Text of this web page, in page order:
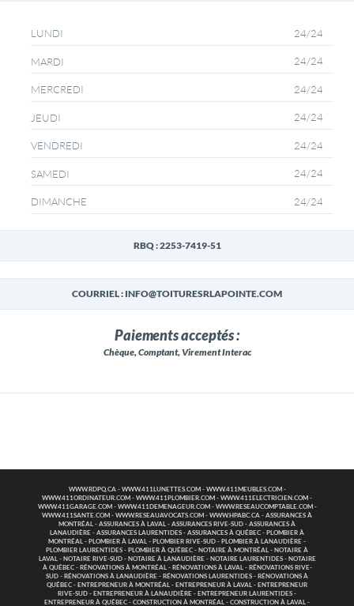
LUNDI 24/24
MARDI 24/24
MERCREDI 24/24
JEUDI 24/24
VENDREDI 24/24
SAMEDI 24/24
DIMANCHE 24/24
RBQ : 2253-7419-51
COURRIEL : INFO@TOITURESRLAPOINTE.COM
Paiements acceptés :
Chèque, Comptant, Virement Interac
WWW.RDPQ.CA- WWW.411LUNETTES.COM - WWW.411MEUBLES.COM -
WWW.411ORDINATEUR.COM - WWW.411PLOMBIER.COM - WWW.411ELECTRICIEN.COM -
WWW.411GARAGE.COM - WWW.411DEMENAGEUR.COM - WWW.RESEAUCOMPTABLE.COM -
WWW.411SANTE.COM - WWW.RESEAUAVOCATS.COM - WWW.HPABC.CA - ASSURANCES À
MONTRÉAL - ASSURANCES À LAVAL - ASSURANCES RIVE-SUD - ASSURANCES À
LANAUDIÈRE - ASSURANCES LAURENTIDES - ASSURANCES À QUÉBEC - PLOMBIER À
MONTRÉAL - PLOMBIER À LAVAL - PLOMBIER RIVE-SUD - PLOMBIER À LANAUDIÈRE -
PLOMBIER LAURENTIDES - PLOMBIER À QUÉBEC - NOTAIRE À MONTRÉAL - NOTAIRE À
LAVAL- NOTAIRE RIVE-SUD- NOTAIRE À LANAUDIÈRE- NOTAIRE LAURENTIDES- NOTAIRE
À QUÉBEC- RÉNOVATIONS À MONTRÉAL- RÉNOVATIONS À LAVAL- RÉNOVATIONS RIVE-
SUD - RÉNOVATIONS À LANAUDIÈRE - RÉNOVATIONS LAURENTIDES - RÉNOVATIONS À
QUÉBEC - ENTREPRENEUR À MONTRÉAL - ENTREPRENEUR À LAVAL - ENTREPRENEUR
RIVE-SUD - ENTREPRENEUR À LANAUDIÈRE - ENTREPRENEUR LAURENTIDES -
ENTREPRENEUR À QUÉBEC - CONSTRUCTION À MONTRÉAL - CONSTRUCTION À LAVAL -